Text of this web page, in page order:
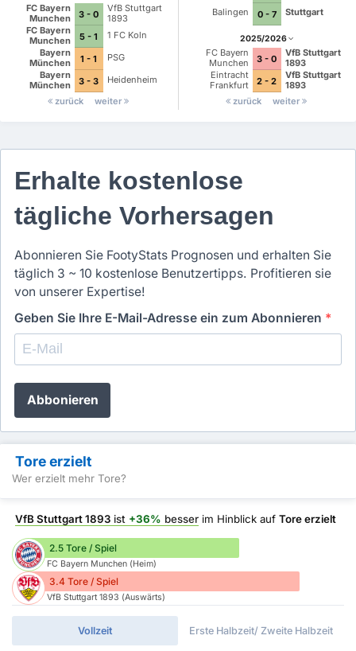
FC Bayern
Munchen
3 - 0
VfB Stuttgart
1893
FC Bayern
Munchen
5 - 1
1 FC Koln
Bayern
München
1 - 1
PSG
Bayern
München
3 - 3
Heidenheim
zurück
weiter
Balingen
0 - 7 Stuttgart
2025/2026
FC Bayern
Munchen
3 - 0
VfB Stuttgart
1893
Eintracht
Frankfurt
2 - 2
VfB Stuttgart
1893
zurück
weiter
Erhalte kostenlose
tägliche Vorhersagen
Abonnieren Sie FootyStats Prognosen und erhalten Sie
täglich 3 ~ 10 kostenlose Benutzertipps. Profitieren sie
von unserer Expertise!
Geben Sie Ihre E-Mail-Adresse ein zum Abonnieren *
Abbonieren
Tore erzielt
Wer erzielt mehr Tore?
VfB Stuttgart 1893 ist +36% besser im Hinblick auf Tore erzielt
2.5 Tore / Spiel
FC Bayern Munchen (Heim)
3.4 Tore / Spiel
VfB Stuttgart 1893 (Auswärts)
Vollzeit Erste Halbzeit/ Zweite Halbzeit